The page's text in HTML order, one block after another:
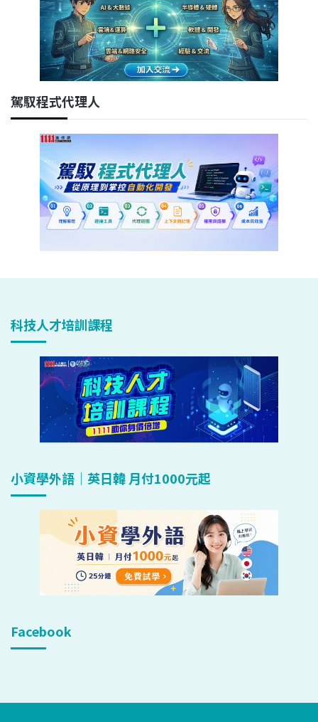
駕馭程式代理人
科技人才培訓課程
小資學外語｜英日韓 月付1000元起
Facebook